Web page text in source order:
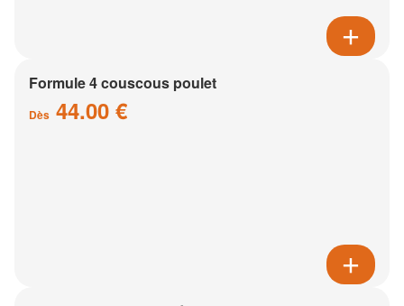
Formule 4 couscous poulet
Dès 44.00 €